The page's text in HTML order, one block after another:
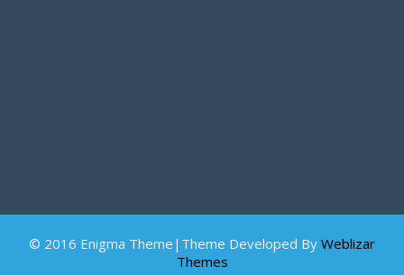
© 2016 Enigma Theme|Theme Developed By Weblizar
Themes